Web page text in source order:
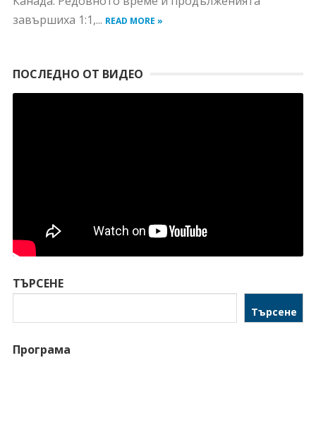
завършиха 1:1,... READ MORE »
ПОСЛЕДНО ОТ ВИДЕО
ТЪРСЕНЕ
Търсене
Програма